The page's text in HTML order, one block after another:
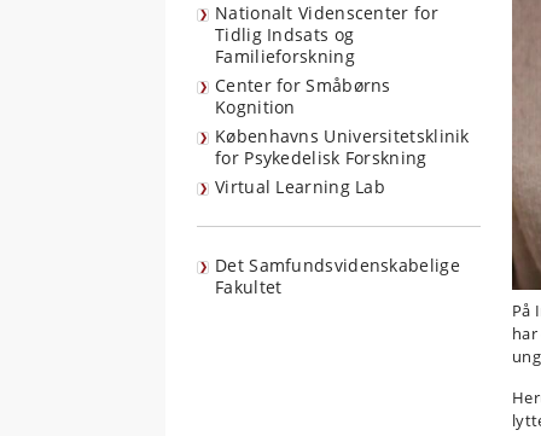
Nationalt Videnscenter for
Tidlig Indsats og
Familieforskning
Center for Småbørns
Kognition
Københavns Universitetsklinik
for Psykedelisk Forskning
Virtual Learning Lab
Det Samfundsvidenskabelige
Fakultet
På